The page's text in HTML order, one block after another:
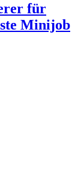
für
Minijob